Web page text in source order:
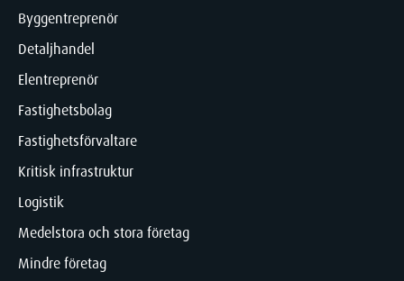
Byggentreprenör
Detaljhandel
Elentreprenör
Fastighetsbolag
Fastighetsförvaltare
Kritisk infrastruktur
Logistik
Medelstora och stora företag
Mindre företag